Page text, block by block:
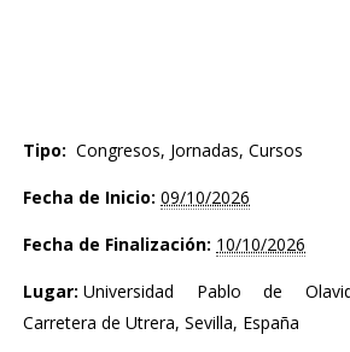
Tipo: Congresos, Jornadas, Cursos
Fecha de Inicio: 09/10/2026
Fecha de Finalización: 10/10/2026
Lugar: Universidad Pablo de
Carretera de Utrera, Sevilla, España